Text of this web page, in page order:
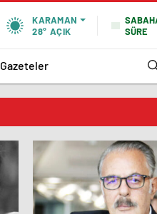
KARAMAN
28° AÇIK
SÜRE
Gazeteler